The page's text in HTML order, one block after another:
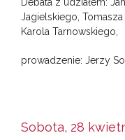
Jagielskiego, Tomasza
Karola Tarnowskiego,
prowadzenie: Jerzy
Sobota, 28